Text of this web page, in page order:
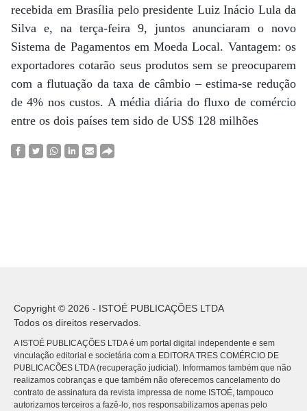
recebida em Brasília pelo presidente Luiz Inácio Lula da
Silva e, na terça-feira 9, juntos anunciaram o novo
Sistema de Pagamentos em Moeda Local. Vantagem: os
exportadores cotarão seus produtos sem se preocuparem
com a flutuação da taxa de câmbio – estima-se redução
de 4% nos custos. A média diária do fluxo de comércio
entre os dois países tem sido de US$ 128 milhões
Copyright © 2026 - ISTOÉ PUBLICAÇÕES LTDA
Todos os direitos reservados.
A ISTOÉ PUBLICAÇÕES LTDA é um portal digital independente e sem
vinculação editorial e societária com a EDITORA TRES COMÉRCIO DE
PUBLICACÕES LTDA (recuperação judicial). Informamos também que não
realizamos cobranças e que também não oferecemos cancelamento do
contrato de assinatura da revista impressa de nome ISTOÉ, tampouco
autorizamos terceiros a fazê-lo, nos responsabilizamos apenas pelo